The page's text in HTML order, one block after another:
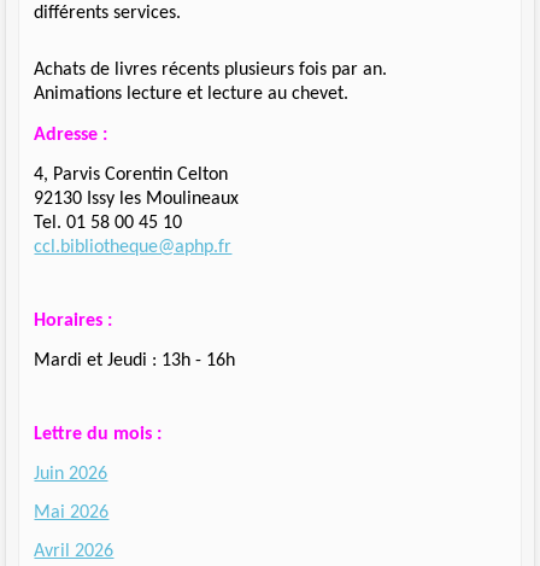
différents services.
Achats de livres récents plusieurs fois par an.
Animations lecture et lecture au chevet.
Adresse :
4, Parvis Corentin Celton
92130 Issy les Moulineaux
Tel. 01 58 00 45 10
ccl.bibliotheque@aphp.fr
Horaires :
Mardi et Jeudi : 13h - 16h
Lettre du mois :
Juin 2026
Mai 2026
Avril 2026